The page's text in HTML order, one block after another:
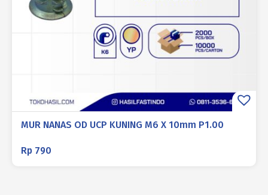
MUR NANAS OD UCP KUNING M6 X 10mm P1.00
Rp 790